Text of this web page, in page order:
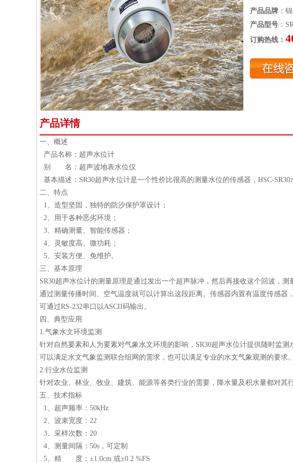
产品品牌 ：
产品型号 ：
订购热线：
产品详情
一、概述
产品名称：超声水位计
别 名：超声波地表水位仪
基本描述：SR30超声水位计是一个性价比很高的测量水位的传感器，HSC-
二、特点
1、造型坚固，独特的防沙保护罩设计；
2、用于各种恶劣环境；
3、精确测量、智能传感器；
4、灵敏度高、微功耗；
5、安装方便、免维护。
三、基本原理
SR30超声水位计的测量原理是通过发出一个超声脉冲，然后再接收这个回波，
通过测量传播时间、空气温度就可以计算出这段距离。传感器内置有温度传感
可通过RS-232串口以ASCII码输出。
四、典型应用
1.气象水文环境监测
针对自然要素和人为要素对气象水文环境的影响，SR30超声水位计提供随时监
可以满足水文气象监测联合组网的需求，也可以满足专业的水文气象观测的要求。
2.行业水位监测
针对农业、林业、牧业、建筑、能源等各类行业的需要，降水量及积水量都对其
五、技术指标
1、超声频率：50kHz
2、波束宽度：22
3、采样次数：20
4、测量间隔：50s，可定制
5、精 度：±1.0cm 或±0.2 %FS